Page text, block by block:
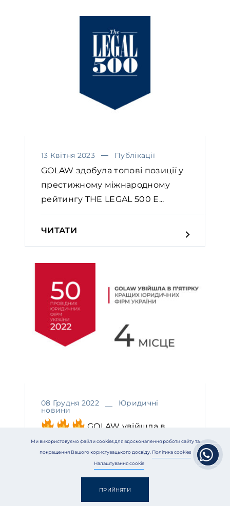
13 Квітня 2023 Публікації
GOLAW здобула топові позиції у
престижному міжнародному
рейтингу THE LEGAL 500 E...
ЧИТАТИ
08 Грудня 2022 Юридичні
новини
GOLAW увійшла в
п’ятірку кращих юридичних фірм
України
Ми використовуємо файли cookies для вдосконалення роботи сайту та
покращення Вашого користувацького досвіду. Політика cookies
Налаштування cookie
ПРИЙНЯТИ